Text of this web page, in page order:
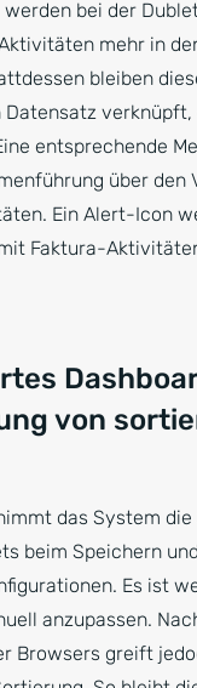
bei der
mehr in
bleiben
Datensatz
entsprechende
über den
Ein Alert-Icon
Faktura-
von
das System
beim Speichern
Es ist
anzupassen.
Browsers greift